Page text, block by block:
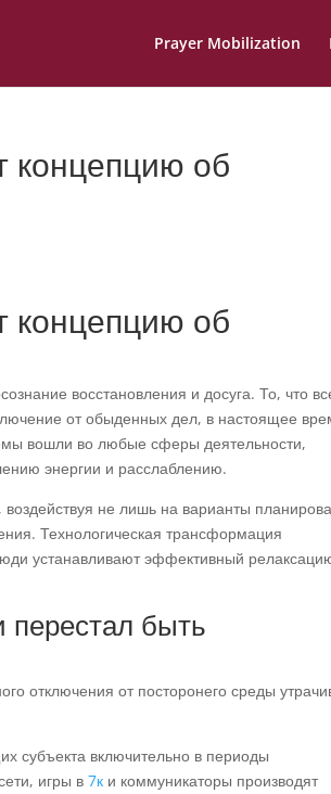
Prayer Mobilization
концепцию об
концепцию об
восстановления и досуга. То, что
от обыденных дел, в настоящее
вошли во любые сферы деятельности,
энергии и расслаблению.
не лишь на варианты
Технологическая трансформация
устанавливают эффективный
перестал быть
отключения от посторонего среды
субъекта включительно в периоды
игры в7к и коммуникаторы производят